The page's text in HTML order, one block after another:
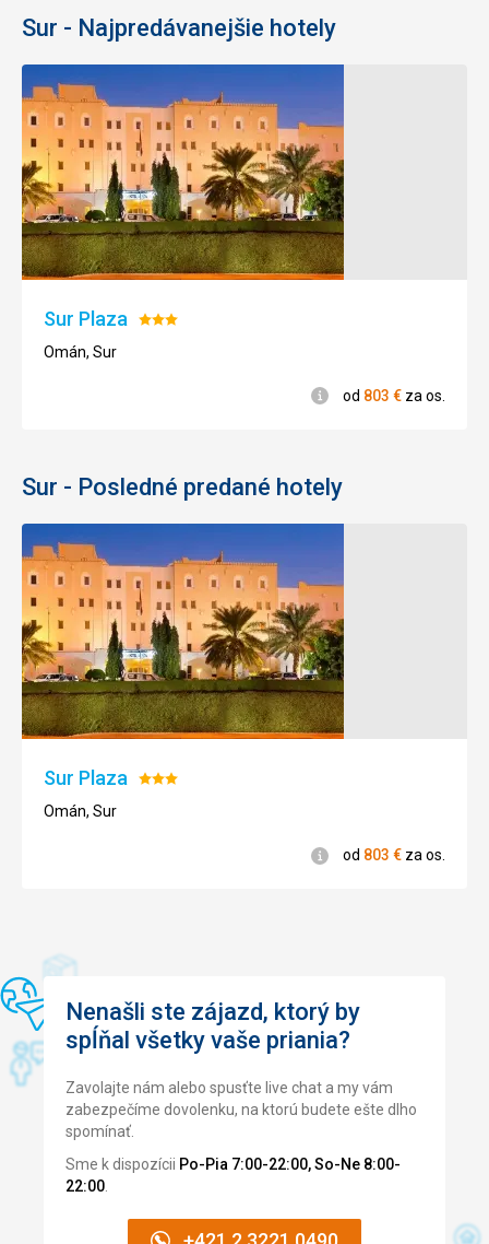
Sur - Najpredávanejšie hotely
Sur Plaza Hodnotenie:
Omán, Sur
Informácie
od 803 € za os.
Sur - Posledné predané hotely
Sur Plaza Hodnotenie:
Omán, Sur
Informácie
od 803 € za os.
Nenašli ste zájazd, ktorý by
spĺňal všetky vaše priania?
Zavolajte nám alebo spusťte live chat a my vám
zabezpečíme dovolenku, na ktorú budete ešte dlho
spomínať.
Sme k dispozícii Po-Pia 7:00-22:00, So-Ne 8:00-
22:00.